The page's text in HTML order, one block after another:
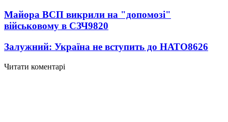
Майора ВСП викрили на "допомозі"
військовому в СЗЧ9820
Залужний: Україна не вступить до НАТО8626
Читати коментарі